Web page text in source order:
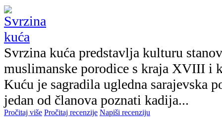
Svrzina kuća predstavlja kulturu
muslimanske porodice s kraja XVIII i
Kuću je sagradila ugledna sarajevska
jedan od članova poznati kadija...
Pročitaj više Pročitaj recenzije Napiši recenziju